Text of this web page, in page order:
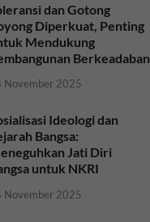
dan Gotong
Diperkuat, Penting
Mendukung
Berkeadaban
November 2025
Ideologi dan
Bangsa:
Jati Diri
untuk NKRI
November 2025